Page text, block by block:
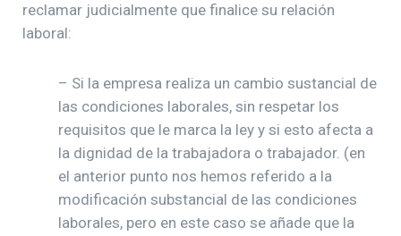
reclamar judicialmente que finalice su relación
laboral:
– Si la empresa realiza un cambio sustancial de
las condiciones laborales, sin respetar los
requisitos que le marca la ley y si esto afecta a
la dignidad de la trabajadora o trabajador. (en
el anterior punto nos hemos referido a la
modificación substancial de las condiciones
laborales, pero en este caso se añade que la